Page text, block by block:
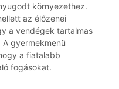
környezethez.
az élőzenei
a vendégek tartalmas
gyermekmenü
a fiatalabb
fogásokat.